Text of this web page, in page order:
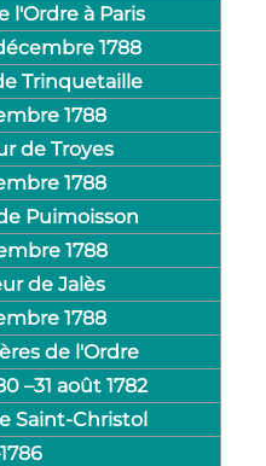
l'Ordre à Paris
1788
Trinquetaille
1788
de Troyes
1788
Puimoisson
1788
de Jalès
1788
de l'Ordre
–31 août 1782
Saint-Christol